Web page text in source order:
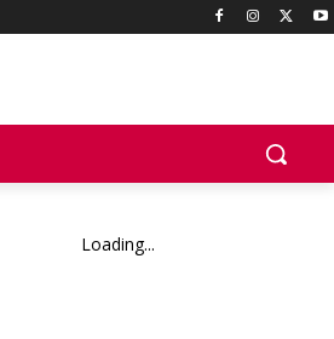
Loading...